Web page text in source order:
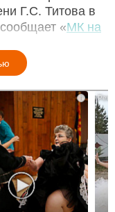
Г.С. Титова в
«МК на